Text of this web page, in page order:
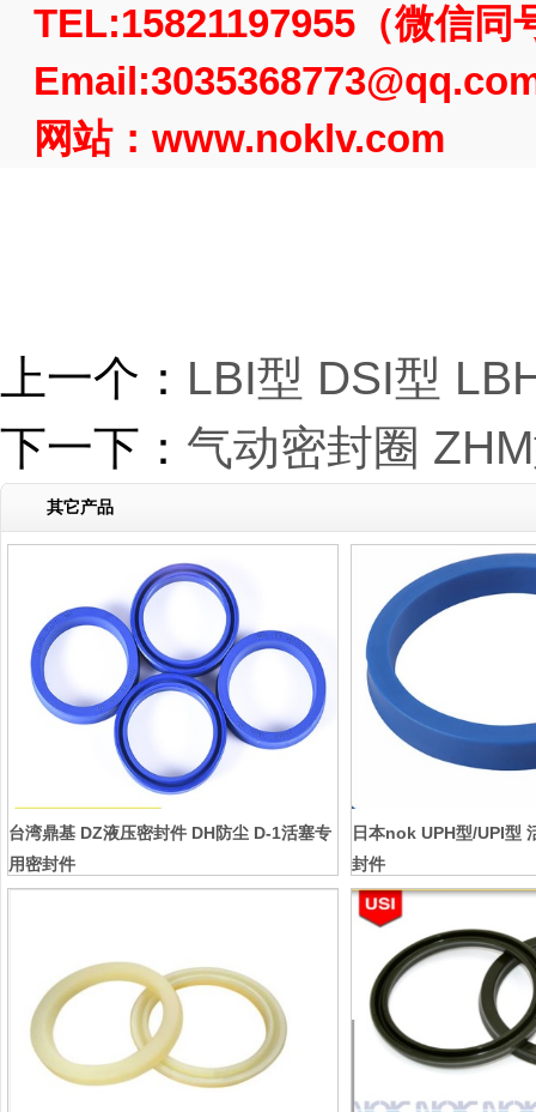
TEL:15821197955（微信同
网站：www.noklv.com
上一个： LBI型 DSI型
下一下： 气动密封圈
其它产品
台湾鼎基 DZ液压密封件 DH防尘 D-1活塞专
用密封件
日本nok UPH型/UPI型
封件